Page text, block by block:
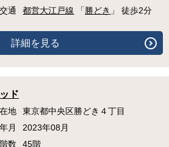
交通
都営大江戸線 「 勝どき 」 徒歩2分
詳細を見る
ド
地
東京都中央区勝どき４丁目
月
2023年08月
数
45階